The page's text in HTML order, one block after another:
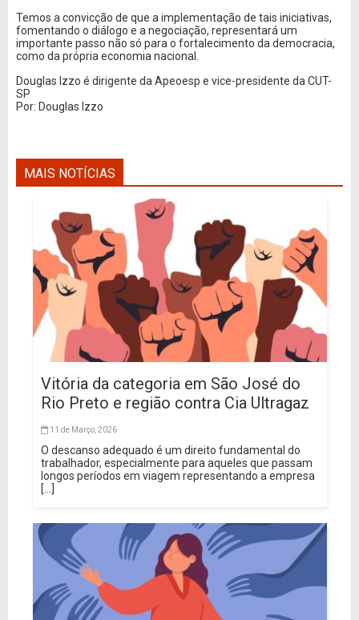
Temos a convicção de que a implementação de tais iniciativas,
fomentando o diálogo e a negociação, representará um
importante passo não só para o fortalecimento da democracia,
como da própria economia nacional.
Douglas Izzo é dirigente da Apeoesp e vice-presidente da CUT-
SP
Por: Douglas Izzo
MAIS NOTÍCIAS
Vitória da categoria em São José do
Rio Preto e região contra Cia Ultragaz
11 de Março, 2026
O descanso adequado é um direito fundamental do
trabalhador, especialmente para aqueles que passam
longos períodos em viagem representando a empresa
[...]